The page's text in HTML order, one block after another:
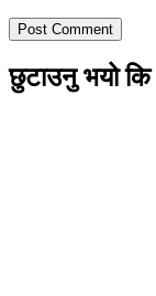
छुटाउनु भयो कि